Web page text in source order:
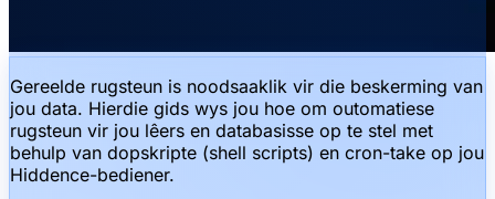
Gereelde rugsteun is noodsaaklik vir die beskerming van
jou data. Hierdie gids wys jou hoe om outomatiese
rugsteun vir jou lêers en databasisse op te stel met
behulp van dopskripte (shell scripts) en cron-take op jou
Hiddence-bediener.